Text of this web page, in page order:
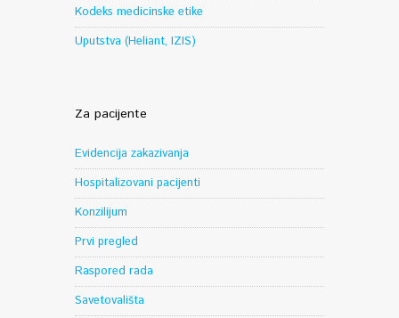
Kodeks medicinske etike
Uputstva (Heliant, IZIS)
Za pacijente
Evidencija zakazivanja
Hospitalizovani pacijenti
Konzilijum
Prvi pregled
Raspored rada
Savetovališta